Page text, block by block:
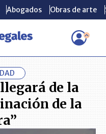
Abogados Obras de arte
llegará de la mano con
Abogados Obras de arte
de la
de la